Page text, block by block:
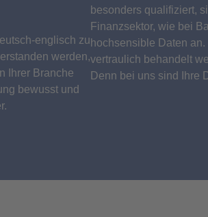
englisch zu
werden,
Ihrer Branche
bewusst und
besonders qualifiziert,
Finanzsektor, wie bei
hochsensible Daten
vertraulich behandelt
Denn bei uns sind Ihre